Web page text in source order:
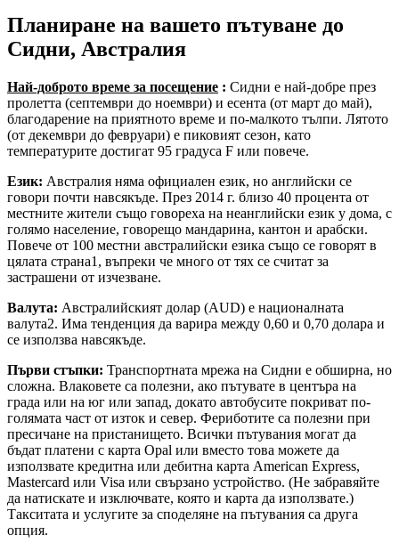
Планиране на вашето пътуване до
Сидни, Австралия
Най-доброто време за посещение : Сидни е най-добре през
пролетта (септември до ноември) и есента (от март до май),
благодарение на приятното време и по-малкото тълпи. Лятото
(от декември до февруари) е пиковият сезон, като
температурите достигат 95 градуса F или повече.
Език: Австралия няма официален език, но английски се
говори почти навсякъде. През 2014 г. близо 40 процента от
местните жители също говореха на неанглийски език у дома, с
голямо население, говорещо мандарина, кантон и арабски.
Повече от 100 местни австралийски езика също се говорят в
цялата страна1, въпреки че много от тях се считат за
застрашени от изчезване.
Валута: Австралийският долар (AUD) е националната
валута2. Има тенденция да варира между 0,60 и 0,70 долара и
се използва навсякъде.
Първи стъпки: Транспортната мрежа на Сидни е обширна, но
сложна. Влаковете са полезни, ако пътувате в центъра на
града или на юг или запад, докато автобусите покриват по-
голямата част от изток и север. Фериботите са полезни при
пресичане на пристанището. Всички пътувания могат да
бъдат платени с карта Opal или вместо това можете да
използвате кредитна или дебитна карта American Express,
Mastercard или Visa или свързано устройство. (Не забравяйте
да натискате и изключвате, която и карта да използвате.)
Такситата и услугите за споделяне на пътувания са друга
опция.